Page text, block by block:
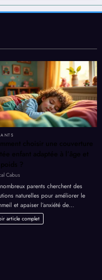
choisir une couverture
enfant adaptée à l’âge et
?
Cabus
parents cherchent des
naturelles pour améliorer le
et apaiser l’anxiété de…
article complet